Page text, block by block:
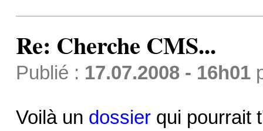
Re: Cherche CMS...
Publié : 17.07.2008 - 16h01
Voilà un dossierqui pourrait